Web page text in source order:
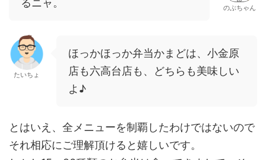
るニャ。
のぶちゃん
たいちょ
ほっかほっか弁当かまどは、小金原
店も六高台店も、どちらも美味しい
よ♪
とはいえ、全メニューを制覇したわけではないので
それ相応にご理解頂けると嬉しいです。